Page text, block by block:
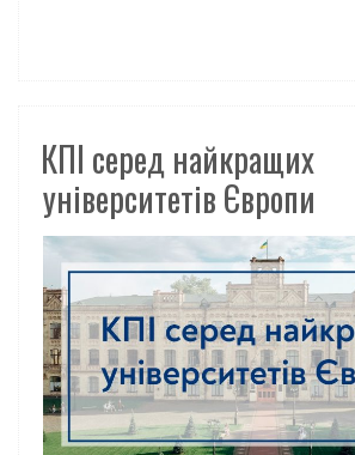
КПІ серед найкращих
університетів Європи